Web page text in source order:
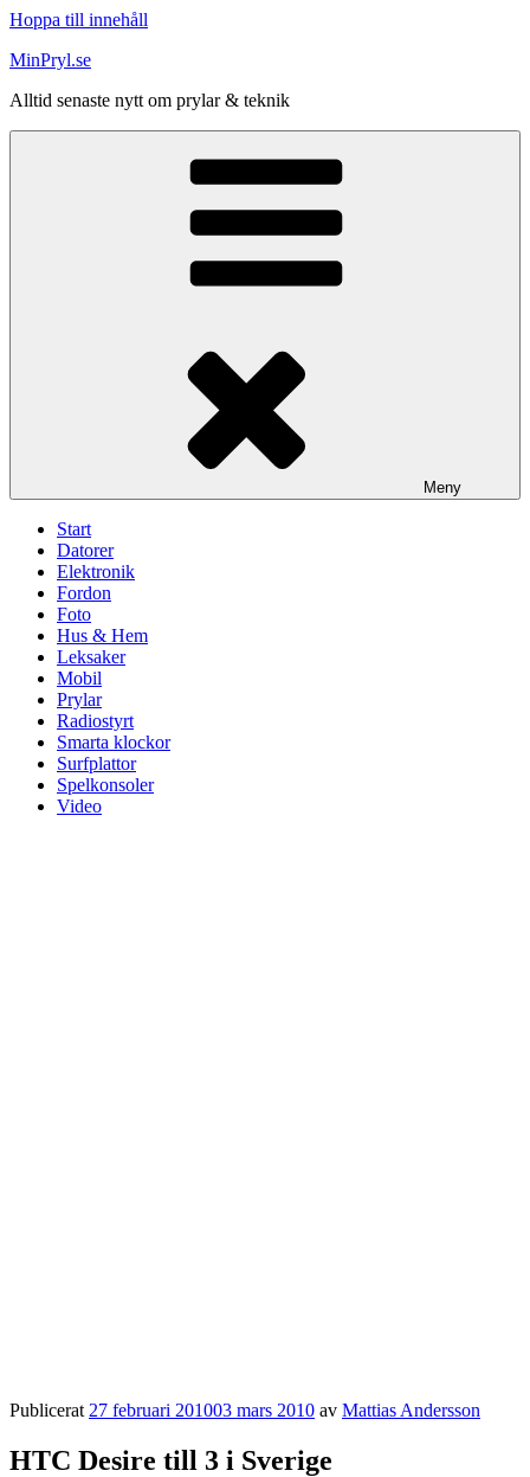
Hoppa till innehåll
MinPryl.se
Alltid senaste nytt om prylar & teknik
Meny
Start
Datorer
Elektronik
Fordon
Foto
Hus & Hem
Leksaker
Mobil
Prylar
Radiostyrt
Smarta klockor
Surfplattor
Spelkonsoler
Video
Publicerat 27 februari 201003 mars 2010 av Mattias Andersson
HTC Desire till 3 i Sverige